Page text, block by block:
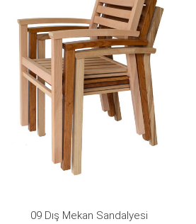
09 Dış Mekan Sandalyesi